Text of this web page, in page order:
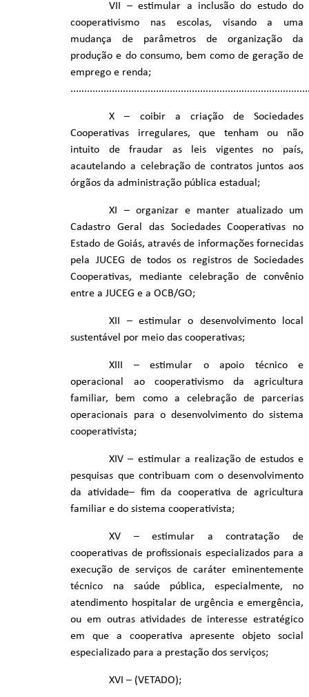
VII – estimular a inclusão do estudo do
cooperativismo nas escolas, visando a uma
mudança de parâmetros de organização da
produção e do consumo, bem como de geração de
emprego e renda;
X – coibir a criação de Sociedades
Cooperativas irregulares, que tenham ou não
intuito de fraudar as leis vigentes no país,
acautelando a celebração de contratos juntos aos
órgãos da administração pública estadual;
XI – organizar e manter atualizado um
Cadastro Geral das Sociedades Cooperativas no
Estado de Goiás, através de informações fornecidas
pela JUCEG de todos os registros de Sociedades
Cooperativas, mediante celebração de convênio
entre a JUCEG e a OCB/GO;
XII – estimular o desenvolvimento local
sustentável por meio das cooperativas;
XIII – estimular o apoio técnico e
operacional ao cooperativismo da agricultura
familiar, bem como a celebração de parcerias
operacionais para o desenvolvimento do sistema
cooperativista;
XIV – estimular a realização de estudos e
pesquisas que contribuam com o desenvolvimento
da atividade– fim da cooperativa de agricultura
familiar e do sistema cooperativista;
XV – estimular a contratação de
cooperativas de profissionais especializados para a
execução de serviços de caráter eminentemente
técnico na saúde pública, especialmente, no
atendimento hospitalar de urgência e emergência,
ou em outras atividades de interesse estratégico
em que a cooperativa apresente objeto social
especializado para a prestação dos serviços;
XVI – (VETADO);